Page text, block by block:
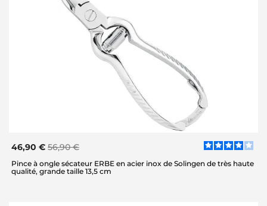
46,90 € 56,90 €
Pince à ongle sécateur ERBE en acier inox de Solingen de très haute
qualité, grande taille 13,5 cm